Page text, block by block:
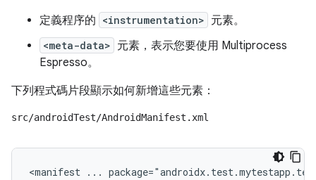
定義程序的 <instrumentation> 元素。
<meta-data> 元素，表示您要使用 Multiprocess
Espresso。
下列程式碼片段顯示如何新增這些元素：
src/androidTest/AndroidManifest.xml
<manifest ...